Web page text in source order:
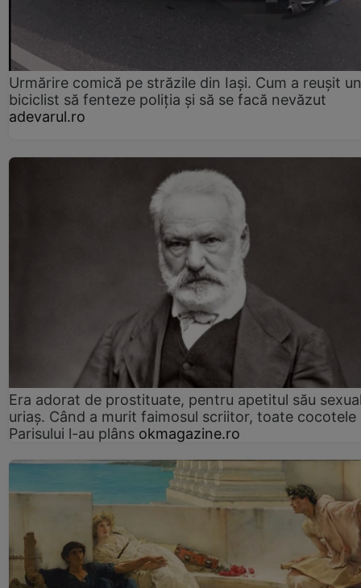
Urmărire comică pe străzile din Iași. Cum a reușit un
biciclist să fenteze poliția și să se facă nevăzut
adevarul.ro
Era adorat de prostituate, pentru apetitul său
uriaș. Când a murit faimosul scriitor, toate cocotele
Parisului l-au plâns okmagazine.ro